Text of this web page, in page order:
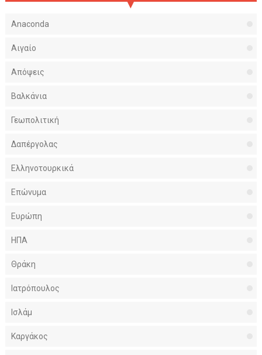
Anaconda
Αιγαίο
Απόψεις
Βαλκάνια
Γεωπολιτική
Δαπέργολας
Ελληνοτουρκικά
Επώνυμα
Ευρώπη
ΗΠΑ
Θράκη
Ιατρόπουλος
Ισλάμ
Καργάκος